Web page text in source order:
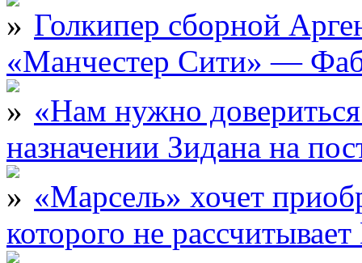
Голкипер сборной
«Манчестер Сити» —
«Нам нужно
назначении Зидана на
«Марсель» хочет
которого не